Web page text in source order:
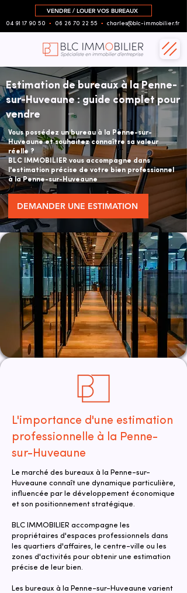
VENDRE / LOUER VOS BUREAUX
04 91 17 90 50 ▪︎ 06 26 70 22 55 ▪︎ charles@blc-immobilier.fr
Estimation de bureaux à la Penne-
sur-Huveaune : guide complet pour
vendre
Vous possédez un bureau à la Penne-sur-
Huveaune et souhaitez connaître sa valeur
réelle ?
BLC IMMOBILIER vous accompagne dans
l'estimation précise de votre bien professionnel
à la Penne-sur-Huveaune
DEMANDER UNE ESTIMATION
L'importance d'une estimation
professionnelle à la Penne-
sur-Huveaune
Le marché des bureaux à la Penne-sur-
Huveaune connaît une dynamique particulière,
influencée par le développement économique
et son positionnement stratégique.
BLC IMMOBILIER accompagne les
propriétaires d'espaces professionnels dans
les quartiers d'affaires, le centre-ville ou les
zones d'activités pour obtenir une estimation
précise de leur bien.
​Les bureaux à la Penne-sur-Huveaune varient